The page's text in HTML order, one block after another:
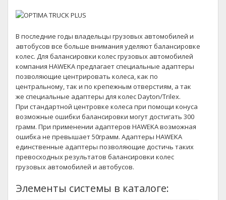
В последние годы владельцы грузовых автомобилей и
автобусов все больше внимания уделяют балансировке
колес. Для балансировки колес грузовых автомобилей
компания HAWEKA предлагает специальные адаптеры
позволяющие центрировать колеса, как по
центральному, так и по крепежным отверстиям, а так
же специальные адаптеры для колес Dayton/Trilex.
При стандартной центровке колеса при помощи конуса
возможные ошибки балансировки могут достигать 300
грамм. При применении адаптеров HAWEKA возможная
ошибка не превышает 50грамм. Адаптеры HAWEKA
единственные адаптеры позволяющие достичь таких
превосходных результатов балансировки колес
грузовых автомобилей и автобусов.
Элементы системы в каталоге: